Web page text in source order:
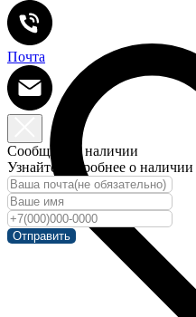
Почта
Сообщить о наличии
Узнайте подробнее о наличии
Отправить